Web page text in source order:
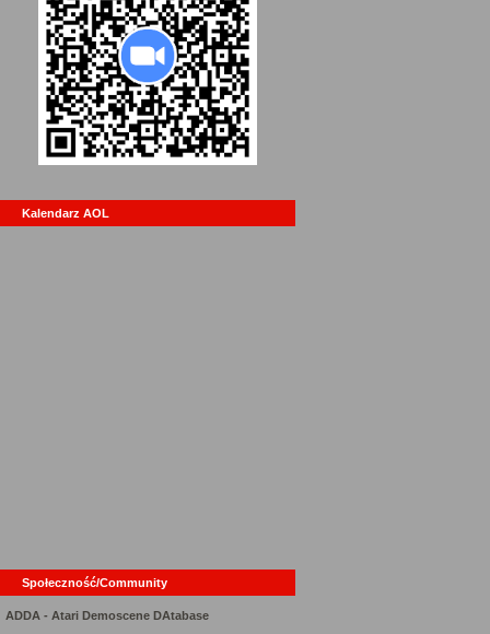
Kalendarz AOL
Społeczność/Community
ADDA - Atari Demoscene DAtabase